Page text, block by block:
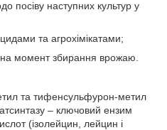
посіву наступних культур у
та агрохімікатами;
на момент збирання врожаю.
та тифенсульфурон-метил
– ключовий ензим
(ізолейцин, лейцин і